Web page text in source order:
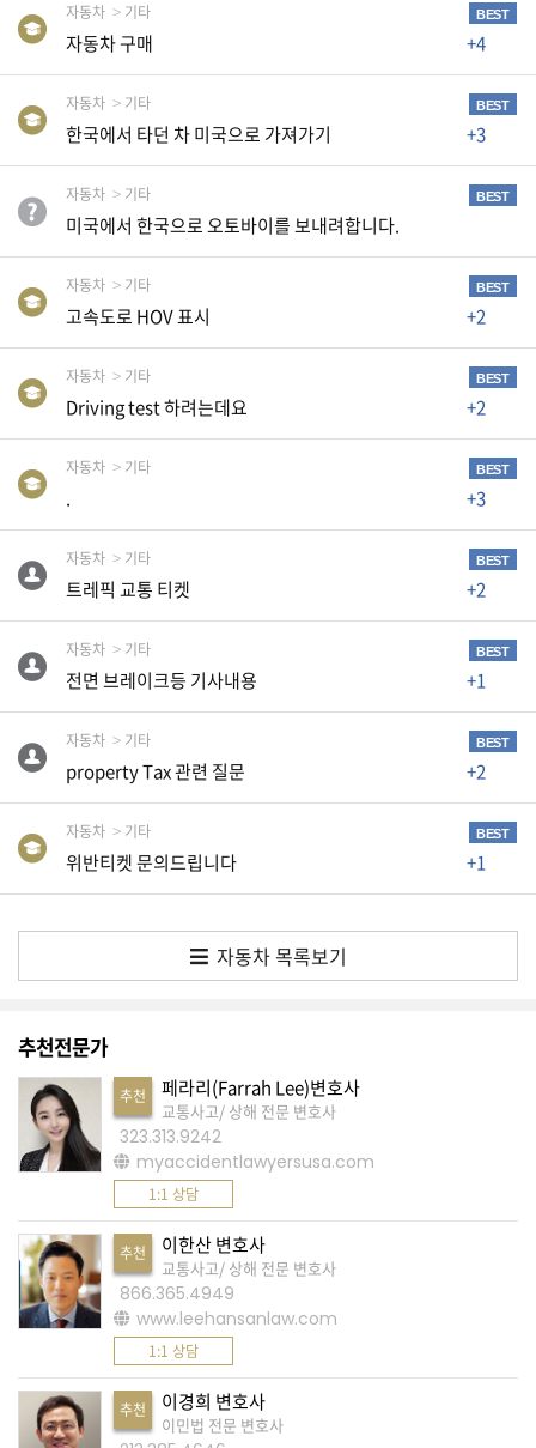
강
행/
취
일
상
자
동
정
혜
택
서
스
문
가
칼
국
생
TIP
질
문
하
기
공
지
사
항
A
S
자동차 기타 BEST
자동차 구매 +4
자동차 기타 BEST
한국에서 타던 차 미국으로 가져가기 +3
자동차 기타 BEST
미국에서 한국으로 오토바이를 보내려합니다.
자동차 기타 BEST
고속도로 HOV 표시 +2
자동차 기타 BEST
Driving test 하려는데요 +2
자동차 기타 BEST
. +3
자동차 기타 BEST
트레픽 교통 티켓 +2
자동차 기타 BEST
전면 브레이크등 기사내용 +1
자동차 기타 BEST
property Tax 관련 질문 +2
자동차 기타 BEST
위반티켓 문의드립니다 +1
자동차 목록보기
추천전문가
추천 페라리(Farrah Lee)변호사
교통사고/ 상해 전문 변호사
323.313.9242
myaccidentlawyersusa.com
1:1 상담
추천 이한산 변호사
교통사고/ 상해 전문 변호사
866.365.4949
www.leehansanlaw.com
1:1 상담
추천 이경희 변호사
이민법 전문 변호사